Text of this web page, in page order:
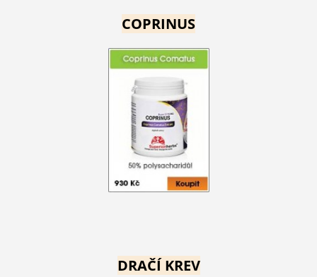
COPRINUS
DRAČÍ KREV